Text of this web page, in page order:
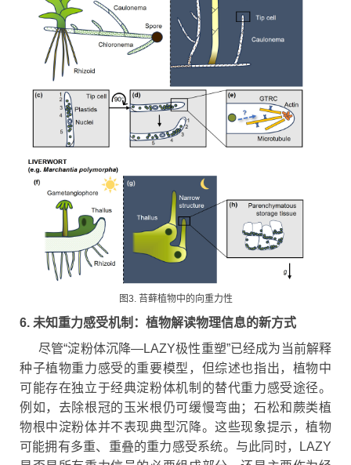
图3. 苔藓植物中的向重力性
6. 未知重力感受机制：植物解读物理信息的新方式
尽管“淀粉体沉降—LAZY极性重塑”已经成为当前解释
种子植物重力感受的重要模型，但综述也指出，植物中
可能存在独立于经典淀粉体机制的替代重力感受途径。
例如，去除根冠的玉米根仍可缓慢弯曲；石松和蕨类植
物根中淀粉体并不表现典型沉降。这些现象提示，植物
可能拥有多重、重叠的重力感受系统。与此同时，LAZY